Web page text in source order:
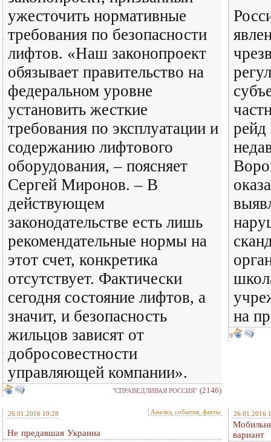
ужесточить нормативные
требования по безопасности
лифтов. «Наш законопроект
обязывает правительство на
федеральном уровне
установить жесткие
требования по эксплуатации и
содержанию лифтового
оборудования, – поясняет
Сергей Миронов. – В
действующем
законодательстве есть лишь
рекомендательные нормы на
этот счет, конкретика
отсутствует. Фактически
сегодня состояние лифтов, а
значит, и безопасность
жильцов зависят от
добросовестности
управляющей компании».
"СПРАВЕДЛИВАЯ РОССИЯ" (2146)
рейд
на
9
26.01.2016 10:28 Анализ, события, факты
Не предавшая Украина
26.01.2016
вариант